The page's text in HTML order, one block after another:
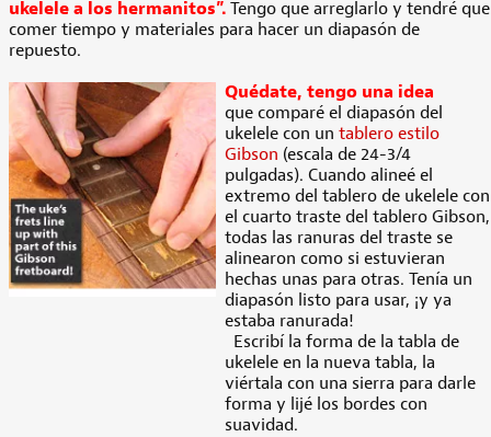
ukelele a los hermanitos”.Tengo que arreglarlo y tendré que
comer tiempo y materiales para hacer un diapasón de
repuesto.
Quédate, tengo una idea
que comparé el diapasón del
ukelele con un tablero estilo
Gibson (escala de 24-3/4
pulgadas). Cuando alineé el
extremo del tablero de ukelele con
el cuarto traste del tablero Gibson,
todas las ranuras del traste se
alinearon como si estuvieran
hechas unas para otras. Tenía un
diapasón listo para usar, ¡y ya
estaba ranurada!
Escribí la forma de la tabla de
ukelele en la nueva tabla, la
viértala con una sierra para darle
forma y lijé los bordes con
suavidad.